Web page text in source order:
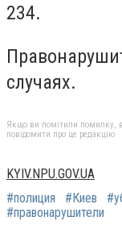
234.
случаях.
Якщо ви помітили помилку,
повідомити про це редакцію
KYIV.NPU.GOV.UA
#полиция
#Киев
#правонарушители